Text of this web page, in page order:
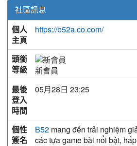
社區訊息
個人
主頁
https://b52a.co.com/
頭銜
等級
新會員
最後
登入
時間
05月28日 23:25
個性
簽名
B52 mang đến trải nghiệm
các tựa game bài nổi bật,